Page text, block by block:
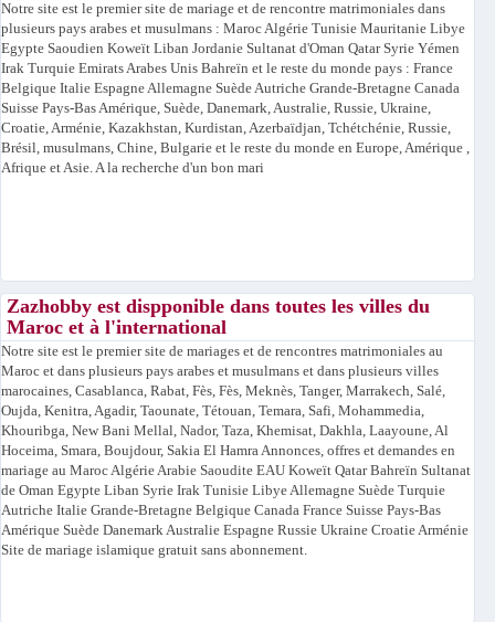
Notre site est le premier site de mariage et de rencontre matrimoniales dans
plusieurs pays arabes et musulmans : Maroc Algérie Tunisie Mauritanie Libye
Egypte Saoudien Koweït Liban Jordanie Sultanat d'Oman Qatar Syrie Yémen
Irak Turquie Emirats Arabes Unis Bahreïn et le reste du monde pays : France
Belgique Italie Espagne Allemagne Suède Autriche Grande-Bretagne Canada
Suisse Pays-Bas Amérique, Suède, Danemark, Australie, Russie, Ukraine,
Croatie, Arménie, Kazakhstan, Kurdistan, Azerbaïdjan, Tchétchénie, Russie,
Brésil, musulmans, Chine, Bulgarie et le reste du monde en Europe, Amérique ,
Afrique et Asie. A la recherche d'un bon mari
Zazhobby est dispponible dans toutes les villes du
Maroc et à l'international
Notre site est le premier site de mariages et de rencontres matrimoniales au
Maroc et dans plusieurs pays arabes et musulmans et dans plusieurs villes
marocaines, Casablanca, Rabat, Fès, Fès, Meknès, Tanger, Marrakech, Salé,
Oujda, Kenitra, Agadir, Taounate, Tétouan, Temara, Safi, Mohammedia,
Khouribga, New Bani Mellal, Nador, Taza, Khemisat, Dakhla, Laayoune, Al
Hoceima, Smara, Boujdour, Sakia El Hamra Annonces, offres et demandes en
mariage au Maroc Algérie Arabie Saoudite EAU Koweït Qatar Bahreïn Sultanat
de Oman Egypte Liban Syrie Irak Tunisie Libye Allemagne Suède Turquie
Autriche Italie Grande-Bretagne Belgique Canada France Suisse Pays-Bas
Amérique Suède Danemark Australie Espagne Russie Ukraine Croatie Arménie
Site de mariage islamique gratuit sans abonnement.